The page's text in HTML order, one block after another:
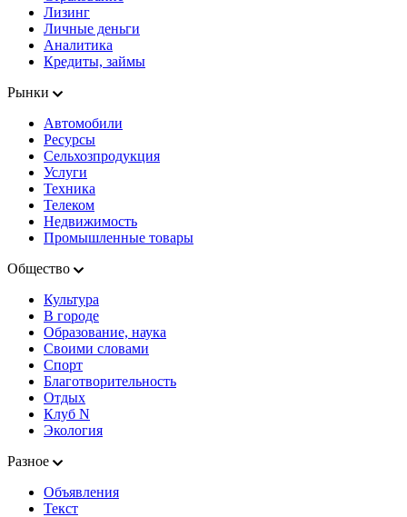
Лизинг
Личные деньги
Аналитика
Кредиты, займы
Рынки
Автомобили
Ресурсы
Сельхозпродукция
Услуги
Техника
Телеком
Недвижимость
Промышленные товары
Общество
Культура
В городе
Образование, наука
Своими словами
Спорт
Благотворительность
Отдых
Клуб N
Экология
Разное
Объявления
Текст